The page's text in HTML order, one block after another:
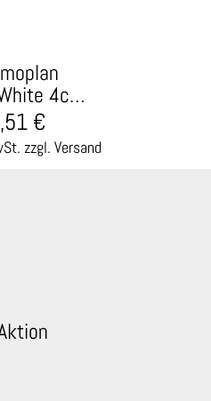
4c…
zzgl. Versand
€